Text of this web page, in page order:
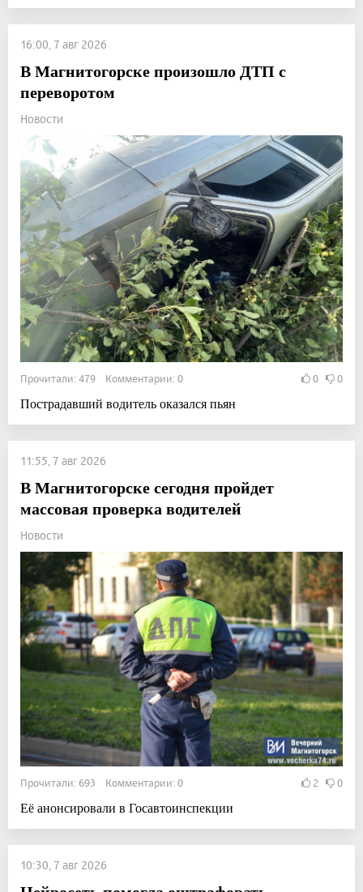
16:00, 7 авг 2026
В Магнитогорске произошло ДТП с
переворотом
Новости
Прочитали: 479 Комментарии: 0 0 0
Пострадавший водитель оказался пьян
11:55, 7 авг 2026
В Магнитогорске сегодня пройдет
массовая проверка водителей
Новости
Прочитали: 693 Комментарии: 0 2 0
Её анонсировали в Госавтоинспекции
10:30, 7 авг 2026